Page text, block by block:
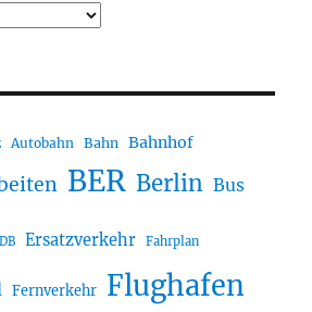
Autobahn Bahn Bahnhof
BER Berlin Bus
DB Ersatzverkehr Fahrplan
Fernverkehr Flughafen